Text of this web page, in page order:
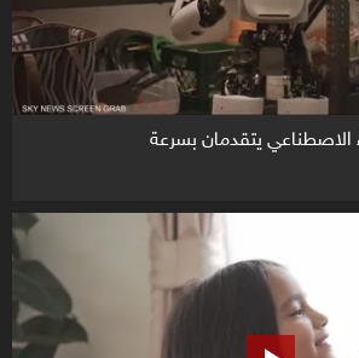
الاصطناعي يتقدمان بسرعة